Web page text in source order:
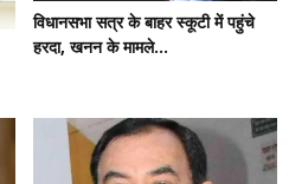
विधानसभा सत्र के बाहर स्कूटी में पहुंचे
हरदा, खनन के मामले...